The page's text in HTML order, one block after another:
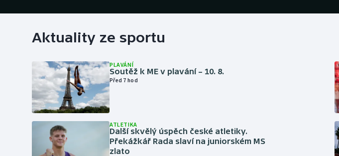
Aktuality ze sportu
PLAVÁNÍ
Soutěž k ME v plavání – 10. 8.
Před 7 hod
ATLETIKA
Další skvělý úspěch české atletiky.
Překážkář Rada slaví na juniorském MS
zlato